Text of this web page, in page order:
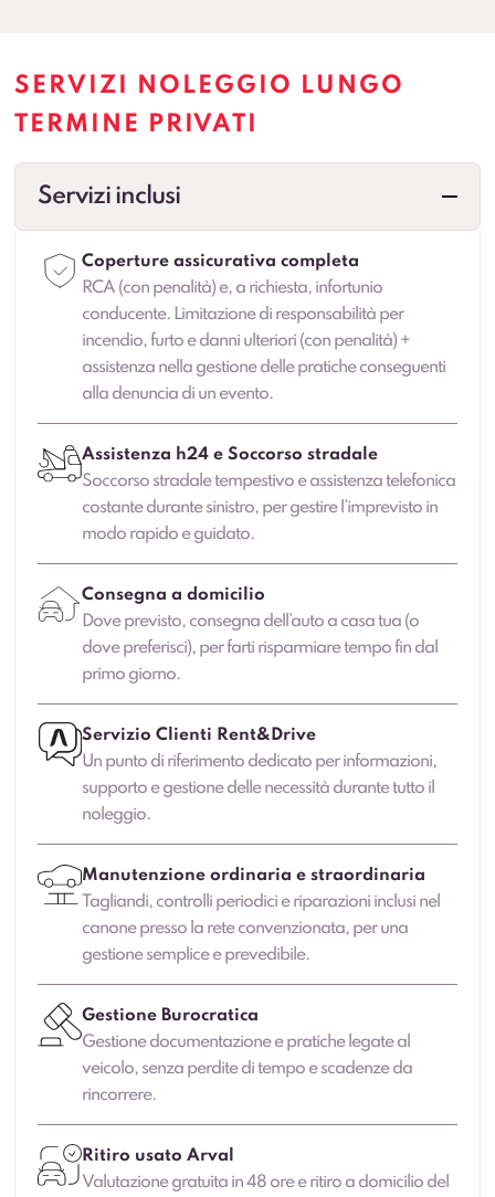
SERVIZI NOLEGGIO LUNGO
TERMINE PRIVATI
Servizi inclusi
Coperture assicurativa completa
RCA (con penalità) e, a richiesta, infortunio
conducente. Limitazione di responsabilità per
incendio, furto e danni ulteriori (con penalità) +
assistenza nella gestione delle pratiche conseguenti
alla denuncia di un evento.
Assistenza h24 e Soccorso stradale
Soccorso stradale tempestivo e assistenza telefonica
costante durante sinistro, per gestire l’imprevisto in
modo rapido e guidato.
Consegna a domicilio
Dove previsto, consegna dell’auto a casa tua (o
dove preferisci), per farti risparmiare tempo fin dal
primo giorno.
Servizio Clienti Rent&Drive
Un punto di riferimento dedicato per informazioni,
supporto e gestione delle necessità durante tutto il
noleggio.
Manutenzione ordinaria e straordinaria
Tagliandi, controlli periodici e riparazioni inclusi nel
canone presso la rete convenzionata, per una
gestione semplice e prevedibile.
Gestione Burocratica
Gestione documentazione e pratiche legate al
veicolo, senza perdite di tempo e scadenze da
rincorrere.
Ritiro usato Arval
Valutazione gratuita in 48 ore e ritiro a domicilio del